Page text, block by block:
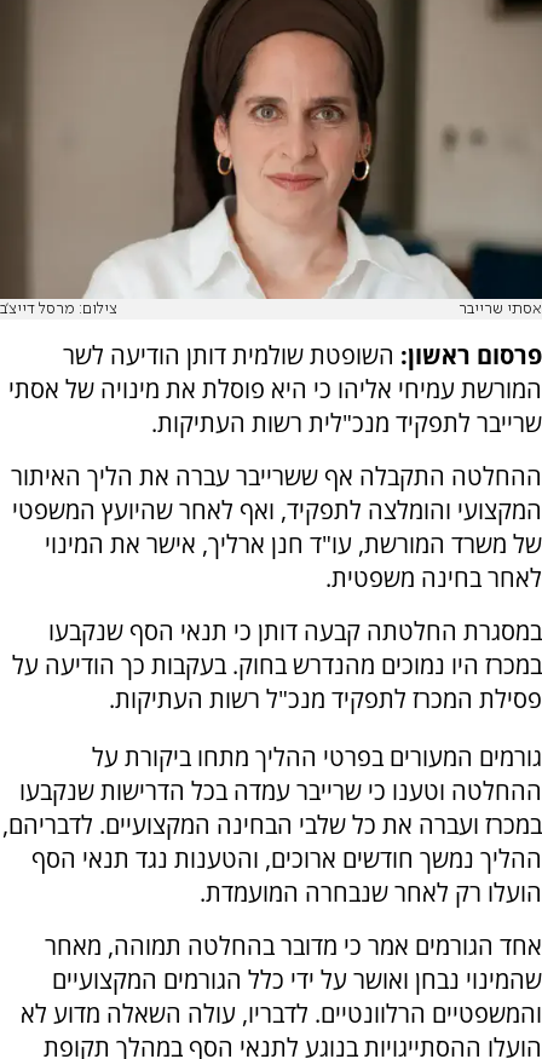
אסתי שרייבר צילום: מרסל דייצ'ב
פרסום ראשון: השופטת שולמית דותן הודיעה לשר
המורשת עמיחי אליהו כי היא פוסלת את מינויה של אסתי
שרייבר לתפקיד מנכ"לית רשות העתיקות.
ההחלטה התקבלה אף ששרייבר עברה את הליך האיתור
המקצועי והומלצה לתפקיד, ואף לאחר שהיועץ המשפטי
של משרד המורשת, עו"ד חנן ארליך, אישר את המינוי
לאחר בחינה משפטית.
במסגרת החלטתה קבעה דותן כי תנאי הסף שנקבעו
במכרז היו נמוכים מהנדרש בחוק. בעקבות כך הודיעה על
פסילת המכרז לתפקיד מנכ"ל רשות העתיקות.
גורמים המעורים בפרטי ההליך מתחו ביקורת על
ההחלטה וטענו כי שרייבר עמדה בכל הדרישות שנקבעו
במכרז ועברה את כל שלבי הבחינה המקצועיים. לדבריהם,
ההליך נמשך חודשים ארוכים, והטענות נגד תנאי הסף
הועלו רק לאחר שנבחרה המועמדת.
אחד הגורמים אמר כי מדובר בהחלטה תמוהה, מאחר
שהמינוי נבחן ואושר על ידי כלל הגורמים המקצועיים
והמשפטיים הרלוונטיים. לדבריו, עולה השאלה מדוע לא
הועלו ההסתייגויות בנוגע לתנאי הסף במהלך תקופת